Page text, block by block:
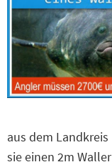
aus dem
sie einen 2m